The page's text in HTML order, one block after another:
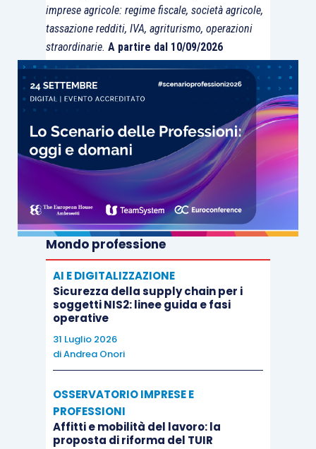
imprese agricole: regime fiscale, società agricole,
tassazione redditi, IVA, agriturismo, operazioni
straordinarie. A partire dal 10/09/2026
Mondo professione
AI E DIGITALIZZAZIONE
Sicurezza della supply chain per i
soggetti NIS2: linee guida e fasi
operative
31 Luglio 2026
diAndrea Onori
OSSERVATORIO IMPRESE E
PROFESSIONI
Affitti e mobilità del lavoro: la
proposta di riforma del TUIR